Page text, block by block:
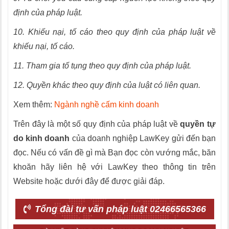
định của pháp luật.
10. Khiếu nại, tố cáo theo quy định của pháp luật về
khiếu nại, tố cáo.
11. Tham gia tố tụng theo quy định của pháp luật.
12. Quyền khác theo quy định của luật có liên quan.
Xem thêm: Ngành nghề cấm kinh doanh
Trên đây là một số quy định của pháp luật vềquyền tự
do kinh doanh của doanh nghiệp LawKey gửi đến bạn
đọc. Nếu có vấn đề gì mà Bạn đọc còn vướng mắc, băn
khoăn hãy liên hệ với LawKey theo thông tin trên
Website hoặc dưới đây để được giải đáp.
Tổng đài tư vấn pháp luật 02466565366